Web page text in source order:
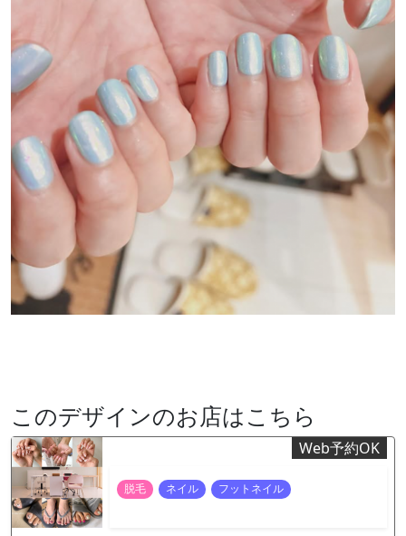
このデザインのお店はこちら
Web予約OK
脱毛 ネイル フットネイル